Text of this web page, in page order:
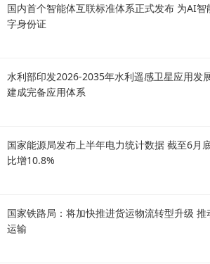
国内首个智能体互联标准体系正式发布 为AI
字身份证
水利部印发2026-2035年水利遥感卫星应用发
建成完备应用体系
国家能源局发布上半年电力统计数据 截至6月
比增10.8%
国家铁路局：将加快推进货运物流转型升级
运输